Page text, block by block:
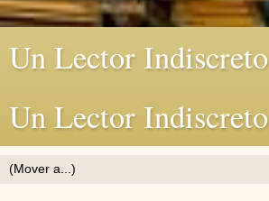
Un Lector Indiscreto
Un Lector Indiscreto